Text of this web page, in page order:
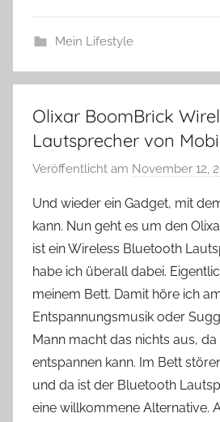
Mein Lifestyle
Olixar BoomBrick
Lautsprecher von
Veröffentlicht am November 12,
Und wieder ein Gadget, mit
kann. Nun geht es um den
ist ein Wireless Bluetooth
habe ich überall dabei.
meinem Bett. Damit höre ich
Entspannungsmusik oder
Mann macht das nichts aus,
entspannen kann. Im Bett
und da ist der Bluetooth
eine willkommene Alternative.